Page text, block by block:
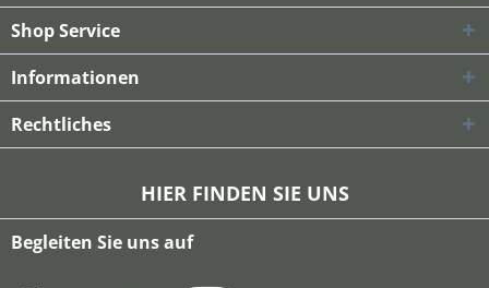
Shop Service
Informationen
Rechtliches
HIER FINDEN SIE UNS
Begleiten Sie uns auf